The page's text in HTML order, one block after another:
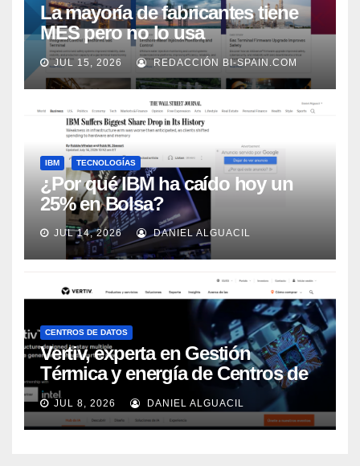
La mayoría de fabricantes tiene
MES pero no lo usa
adecuadamente, según Rockwell
Automation
JUL 15, 2026 REDACCIÓN BI-SPAIN.COM
IBM TECNOLOGÍAS
¿Por qué IBM ha caído hoy un
25% en Bolsa?
JUL 14, 2026 DANIEL ALGUACIL
CENTROS DE DATOS
Vertiv, experta en Gestión
Térmica y energía de Centros de
Datos, sigue su crecimiento
imparable
JUL 8, 2026 DANIEL ALGUACIL